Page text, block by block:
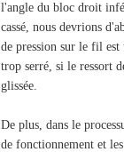
l'angle du bloc droit
cassé, nous devrions
de pression sur le fil
trop serré, si le ressort
glissée.
De plus, dans le
de fonctionnement et